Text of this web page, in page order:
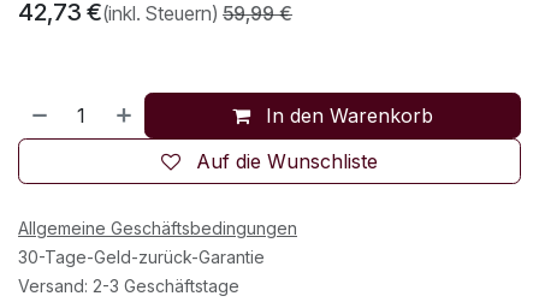
42,73 €(inkl. Steuern) 59,99€
In den Warenkorb
Auf die Wunschliste
Allgemeine Geschäftsbedingungen
30-Tage-Geld-zurück-Garantie
Versand: 2-3 Geschäftstage